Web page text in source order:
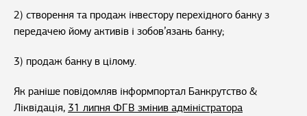
2) створення та продаж інвестору перехідного банку з
передачею йому активів і зобов’язань банку;
3) продаж банку в цілому.
Як раніше повідомляв інформпортал Банкрутство &
Ліквідація, 31 липня ФГВ змінив адміністратора